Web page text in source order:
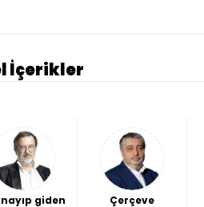
İçerikler
giden
Çerçeve